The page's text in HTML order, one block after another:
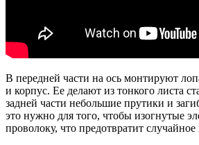
В передней части на ось монтируют
и корпус. Ее делают из тонкого листа
задней части небольшие прутики и
это нужно для того, чтобы изогнутые
проволоку, что предотвратит